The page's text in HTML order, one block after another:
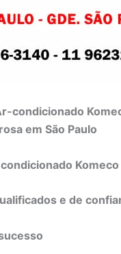
condicionado
em São Paulo
e de